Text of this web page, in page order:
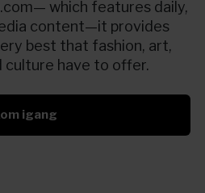
måned gratis
which features daily,
content—it provides
best that fashion, art,
culture have to offer.
igang